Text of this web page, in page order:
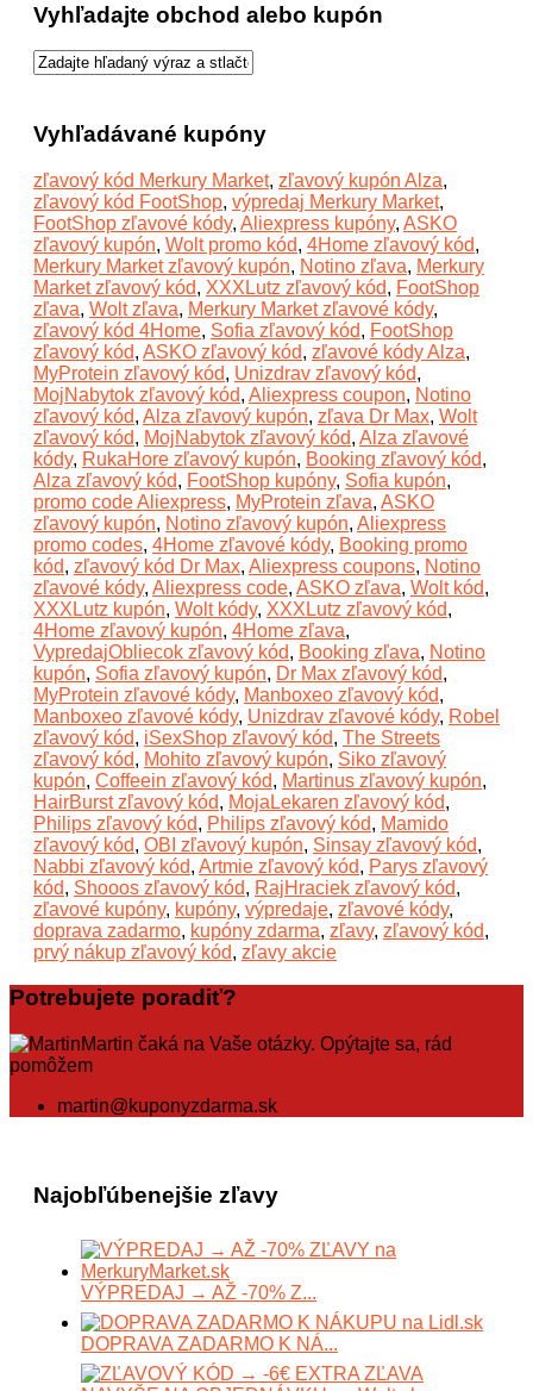
Vyhľadajte obchod alebo kupón
Vyhľadávané kupóny
zľavový kód Merkury Market, zľavový kupón Alza,
zľavový kód FootShop, výpredaj Merkury Market,
FootShop zľavové kódy, Aliexpress kupóny, ASKO
zľavový kupón, Wolt promo kód, 4Home zľavový kód,
Merkury Market zľavový kupón, Notino zľava, Merkury
Market zľavový kód, XXXLutz zľavový kód, FootShop
zľava, Wolt zľava, Merkury Market zľavové kódy,
zľavový kód 4Home, Sofia zľavový kód, FootShop
zľavový kód, ASKO zľavový kód, zľavové kódy Alza,
MyProtein zľavový kód, Unizdrav zľavový kód,
MojNabytok zľavový kód, Aliexpress coupon, Notino
zľavový kód, Alza zľavový kupón, zľava Dr Max, Wolt
zľavový kód, MojNabytok zľavový kód, Alza zľavové
kódy, RukaHore zľavový kupón, Booking zľavový kód,
Alza zľavový kód, FootShop kupóny, Sofia kupón,
promo code Aliexpress, MyProtein zľava, ASKO
zľavový kupón, Notino zľavový kupón, Aliexpress
promo codes, 4Home zľavové kódy, Booking promo
kód, zľavový kód Dr Max, Aliexpress coupons, Notino
zľavové kódy, Aliexpress code, ASKO zľava, Wolt kód,
XXXLutz kupón, Wolt kódy, XXXLutz zľavový kód,
4Home zľavový kupón, 4Home zľava,
VypredajObliecok zľavový kód, Booking zľava, Notino
kupón, Sofia zľavový kupón, Dr Max zľavový kód,
MyProtein zľavové kódy, Manboxeo zľavový kód,
Manboxeo zľavové kódy, Unizdrav zľavové kódy, Robel
zľavový kód, iSexShop zľavový kód, The Streets
zľavový kód, Mohito zľavový kupón, Siko zľavový
kupón, Coffeein zľavový kód, Martinus zľavový kupón,
HairBurst zľavový kód, MojaLekaren zľavový kód,
Philips zľavový kód, Philips zľavový kód, Mamido
zľavový kód, OBI zľavový kupón, Sinsay zľavový kód,
Nabbi zľavový kód, Artmie zľavový kód, Parys zľavový
kód, Shooos zľavový kód, RajHraciek zľavový kód,
zľavové kupóny, kupóny, výpredaje, zľavové kódy,
doprava zadarmo, kupóny zdarma, zľavy, zľavový kód,
prvý nákup zľavový kód, zľavy akcie
Potrebujete poradiť?
Martin čaká na Vaše otázky. Opýtajte sa, rád
pomôžem
martin@kuponyzdarma.sk
Najobľúbenejšie zľavy
VÝPREDAJ → AŽ -70% Z...
DOPRAVA ZADARMO K NÁ...